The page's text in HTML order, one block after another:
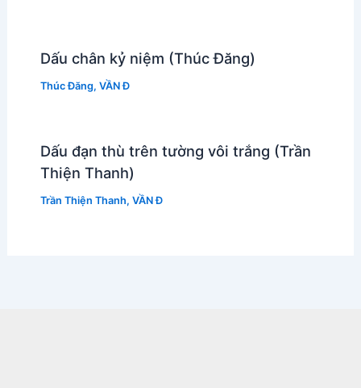
Dấu chân kỷ niệm (Thúc Đăng)
Thúc Đăng, VẦN Đ
Dấu đạn thù trên tường vôi trắng (Trần
Thiện Thanh)
Trần Thiện Thanh, VẦN Đ